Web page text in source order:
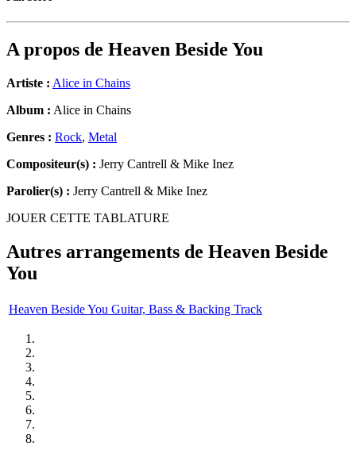
A propos de Heaven Beside You
Artiste : Alice in Chains
Album : Alice in Chains
Genres : Rock, Metal
Compositeur(s) : Jerry Cantrell & Mike Inez
Parolier(s) : Jerry Cantrell & Mike Inez
JOUER CETTE TABLATURE
Autres arrangements de Heaven Beside
You
Heaven Beside You Guitar, Bass & Backing Track